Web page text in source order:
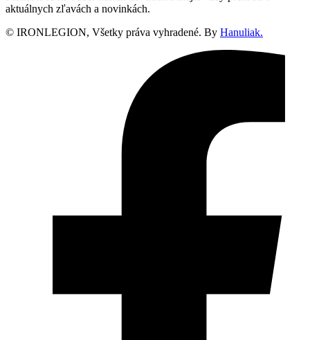
aktuálnych zľavách a novinkách.
© IRONLEGION, Všetky práva vyhradené. By Hanuliak.